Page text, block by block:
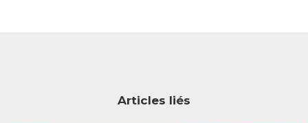
Articles liés